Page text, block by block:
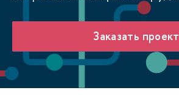
Заказать проект